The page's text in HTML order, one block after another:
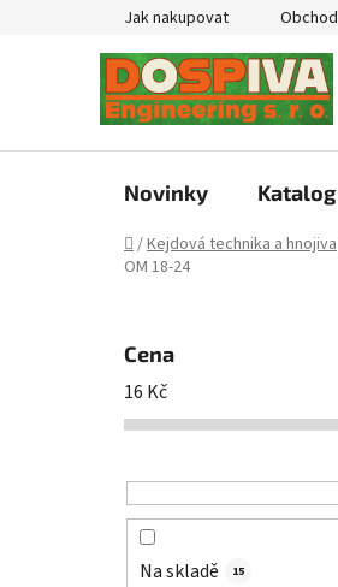
Jak nakupovat
Novinky
Domů
/Kejdová technika a hnojiva
OM 18-24
Cena
16 Kč
Na skladě 15